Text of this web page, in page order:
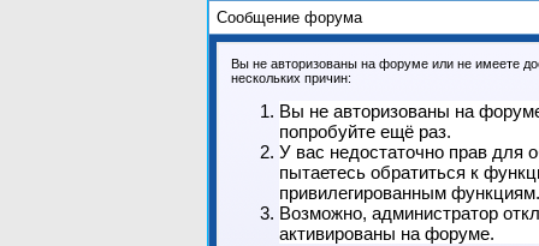
Сообщение форума
Вы не авторизованы на форуме или не имеете
нескольких причин:
Вы не авторизованы на
попробуйте ещё раз.
У вас недостаточно прав для
пытаетесь обратиться к
привилегированным функциям.
Возможно, администратор
активированы на форуме.